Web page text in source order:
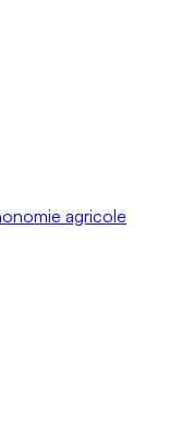
agricole